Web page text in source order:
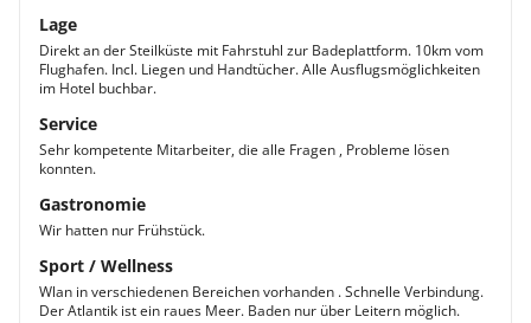
Lage
Direkt an der Steilküste mit Fahrstuhl zur Badeplattform. 10km vom
Flughafen. Incl. Liegen und Handtücher. Alle Ausflugsmöglichkeiten
im Hotel buchbar.
Service
Sehr kompetente Mitarbeiter, die alle Fragen , Probleme lösen
konnten.
Gastronomie
Wir hatten nur Frühstück.
Sport / Wellness
Wlan in verschiedenen Bereichen vorhanden . Schnelle Verbindung.
Der Atlantik ist ein raues Meer. Baden nur über Leitern möglich.